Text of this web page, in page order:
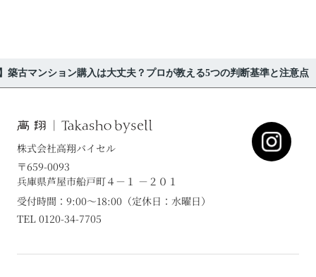
築古マンション購入は大丈夫？プロが教える5つの判断基準と注意点
株式会社高翔バイセル
〒659-0093
兵庫県芦屋市船戸町４－１ －２０１
受付時間：9:00～18:00（定休日：水曜日）
TEL 0120-34-7705